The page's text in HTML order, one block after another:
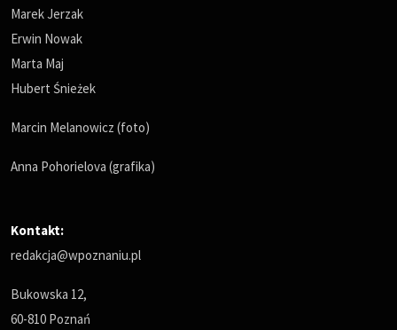
Marek Jerzak
Erwin Nowak
Marta Maj
Hubert Śnieżek
Marcin Melanowicz (foto)
Anna Pohorielova (grafika)
Kontakt:
redakcja@wpoznaniu.pl
Bukowska 12,
60-810 Poznań